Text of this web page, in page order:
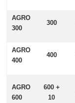
AGRO
300
300
AGRO
400
400
AGRO
600
600 +
10